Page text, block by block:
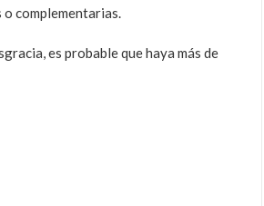
complementarias.
es probable que haya más de